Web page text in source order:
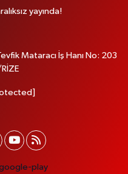
yayında!
Mataracı İş Hanı No: 203